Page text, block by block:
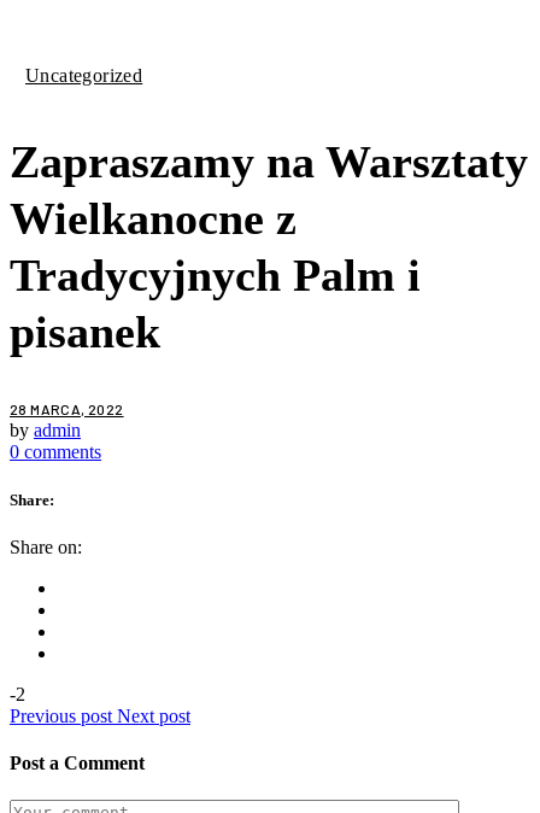
Uncategorized
Zapraszamy na Warsztaty
Wielkanocne z
Tradycyjnych Palm i
pisanek
28 MARCA, 2022
by admin
0 comments
Share:
Share on:
-2
Previous post Next post
Post a Comment